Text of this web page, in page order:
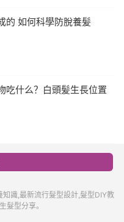
的 如何科學防脫養髪
吃什么？白頭髪生長位置
識,最新流行髮型設計,髮型DIY教
髮型分享。